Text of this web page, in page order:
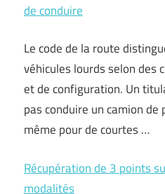
de conduire
Le code de la route
véhicules lourds selon des
et de configuration. Un
pas conduire un camion de
même pour de courtes …
Récupération de 3 points
modalités